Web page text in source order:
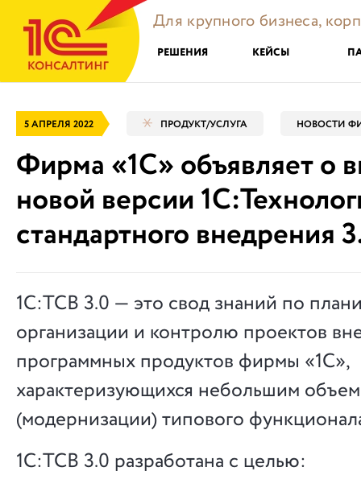
Для крупного бизнеса,
РЕШЕНИЯ КЕЙСЫ
5 АПРЕЛЯ 2022 ПРОДУКТ/УСЛУГА НОВОСТИ
Фирма «1С» объявляет о
новой версии
стандартного внедрения
1С:ТСВ 3.0 — это свод знаний по
организации и контролю проектов
программных продуктов фирмы «1С»,
характеризующихся небольшим
(модернизации) типового
1С:ТСВ 3.0 разработана с целью: